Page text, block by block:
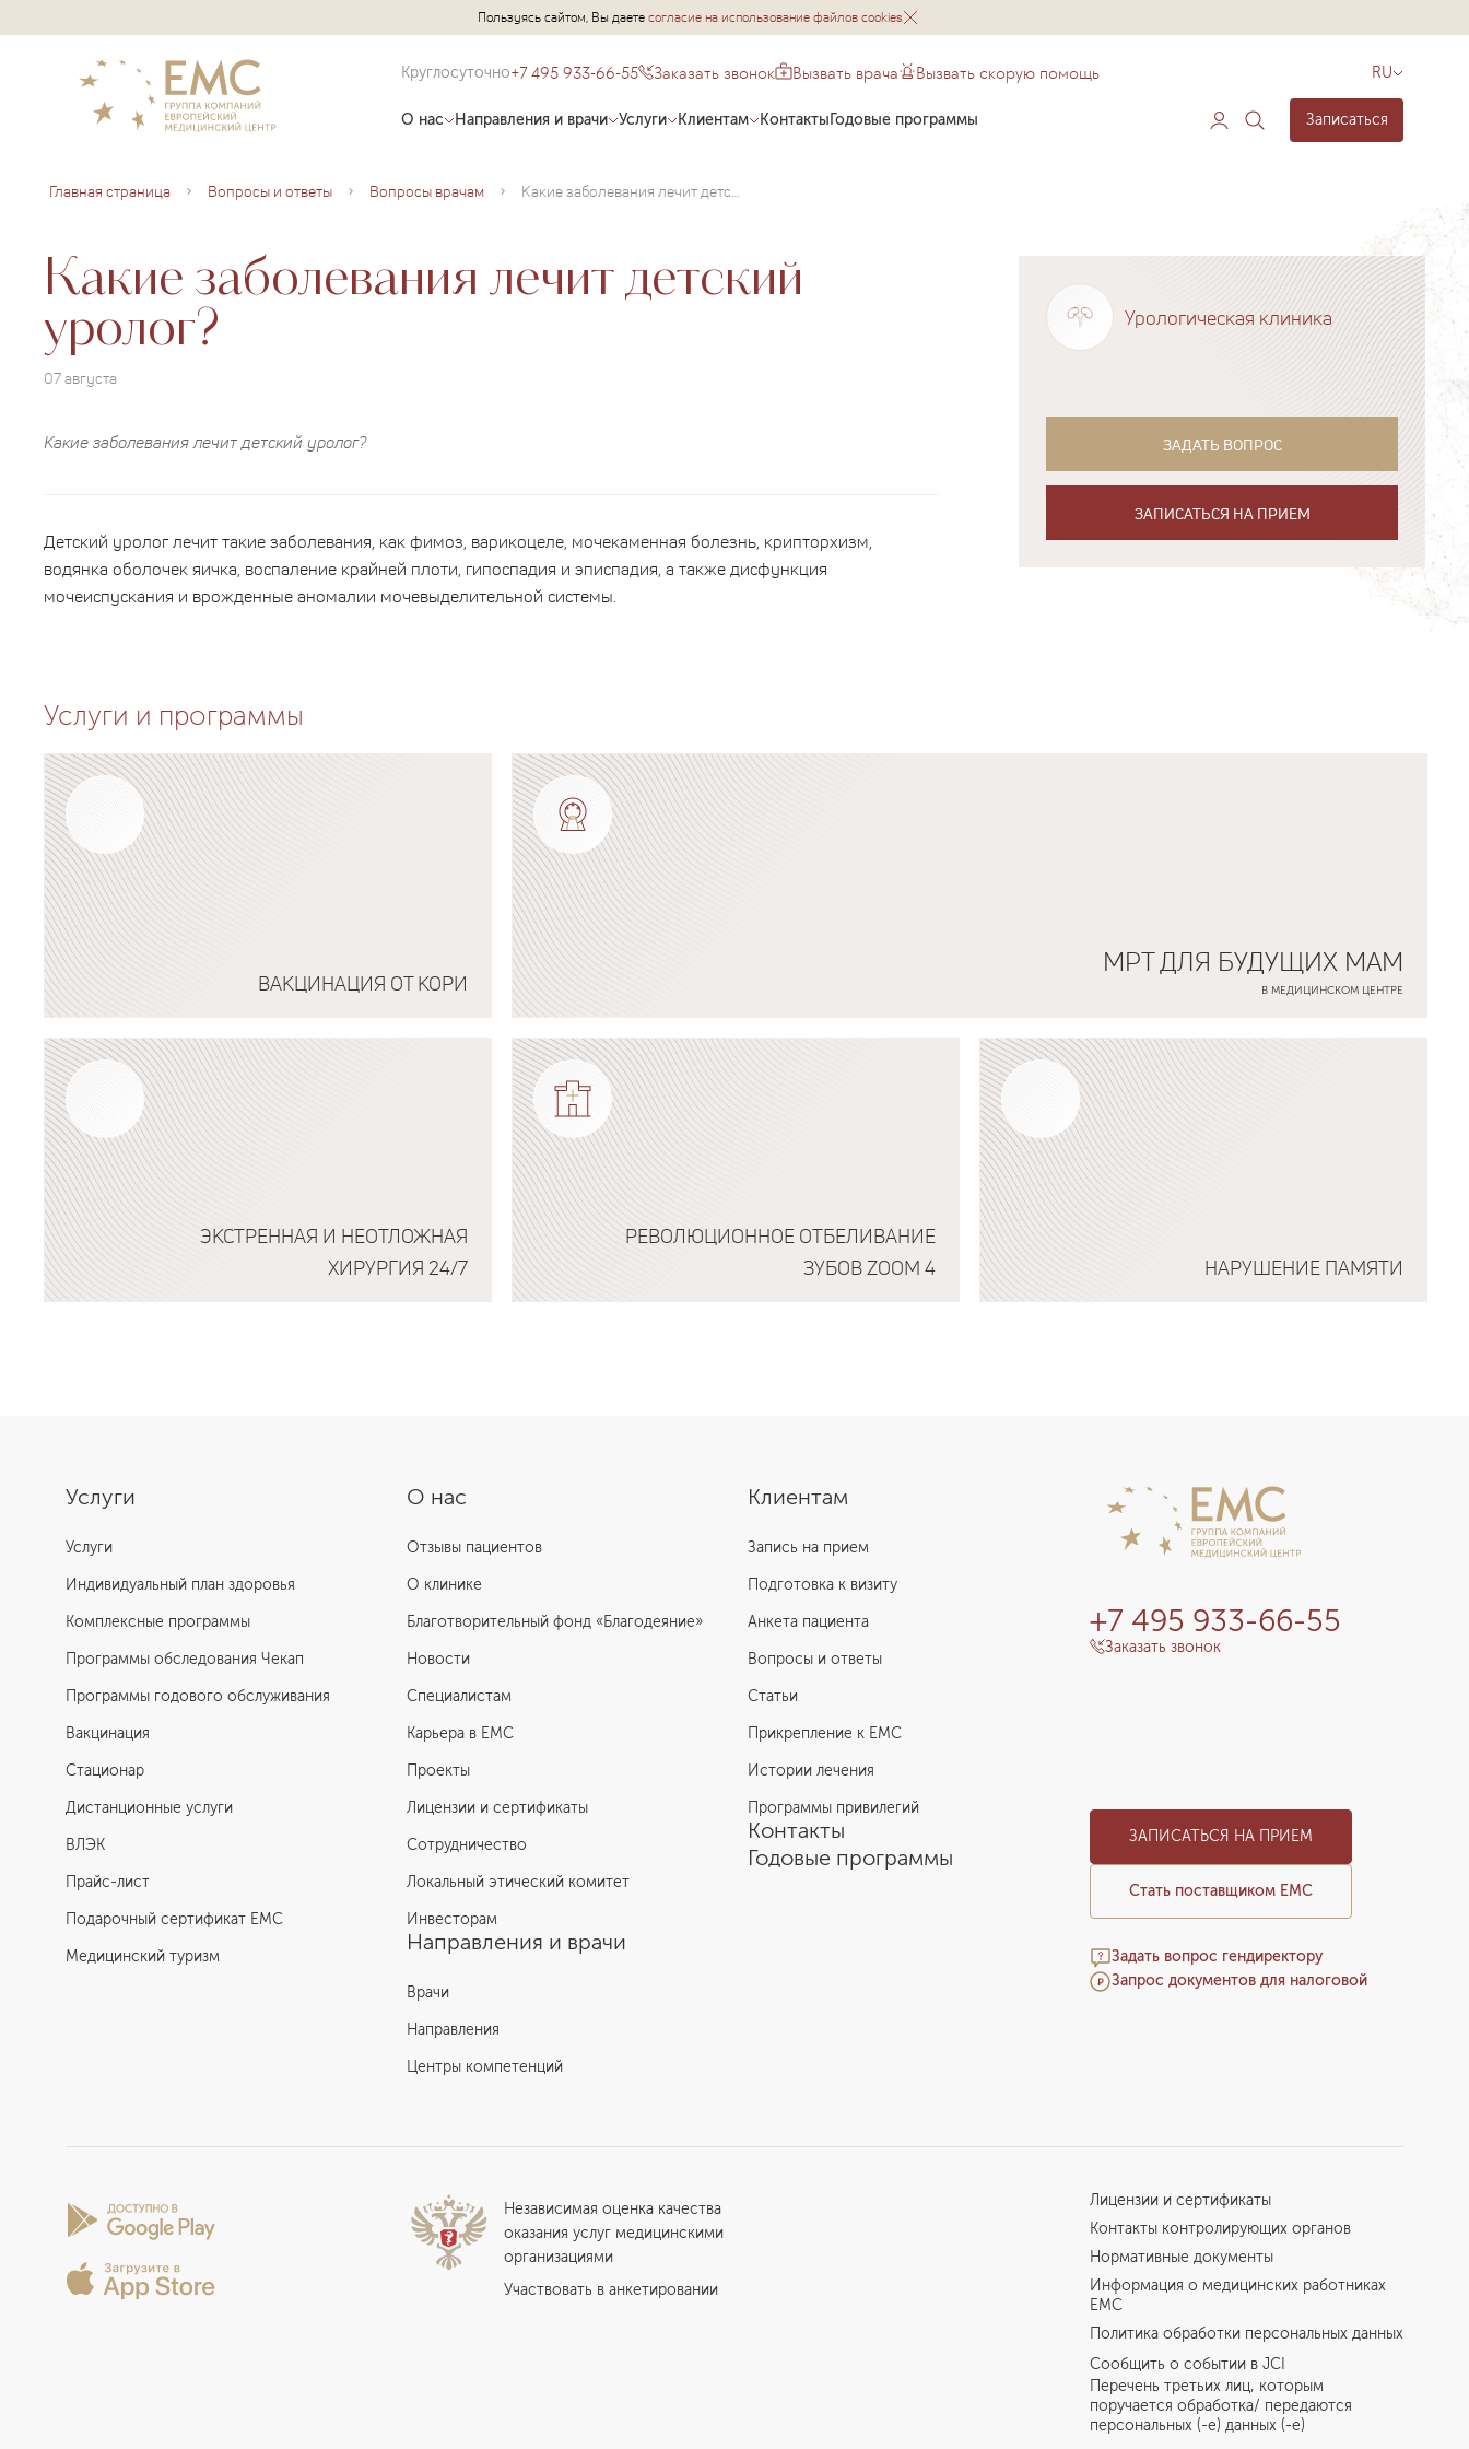
Пользуясь сайтом, Вы даетесогласие на использование файлов cookies
Круглосуточно+7 495 933-66-55 Заказать звонок Вызвать врача Вызвать скорую помощь RU
О нас Направления и врачи Услуги Клиентам КонтактыГодовые программы Записаться
Главная страница Вопросы и ответы Вопросы врачам Какие заболевания лечит детский уролог?
Какие заболевания лечит детский
уролог?
07 августа
Какие заболевания лечит детский уролог?
Детский уролог лечит такие заболевания, как фимоз, варикоцеле, мочекаменная болезнь, крипторхизм,
водянка оболочек яичка, воспаление крайней плоти, гипоспадия и эписпадия, а также дисфункция
мочеиспускания и врожденные аномалии мочевыделительной системы.
Урологическая клиника
ЗАДАТЬ ВОПРОС
ЗАПИСАТЬСЯ НА ПРИЕМ
Услуги и программы
ВАКЦИНАЦИЯ ОТ КОРИ
Подробнее о программе
МРТ ДЛЯ БУДУЩИХ МАМ
В МЕДИЦИНСКОМ ЦЕНТРЕ
Подробнее о программе
ЭКСТРЕННАЯ И НЕОТЛОЖНАЯ
ХИРУРГИЯ 24/7
РЕВОЛЮЦИОННОЕ ОТБЕЛИВАНИЕ
ЗУБОВ ZOOM 4
НАРУШЕНИЕ ПАМЯТИ
О нас
Отзывы пациентов
О клинике
Благотворительный фонд «Благодеяние»
Новости
Специалистам
Карьера в ЕМС
Проекты
Лицензии и сертификаты
Сотрудничество
Локальный этический комитет
Инвесторам
Направления и врачи
Врачи
Направления
Центры компетенций
Услуги
Услуги
Индивидуальный план здоровья
Комплексные программы
Программы обследования Чекап
Программы годового обслуживания
Вакцинация
Стационар
Дистанционные услуги
ВЛЭК
Прайс-лист
Подарочный сертификат EMC
Медицинский туризм
Клиентам
Запись на прием
Подготовка к визиту
Анкета пациента
Вопросы и ответы
Статьи
Прикрепление к EMC
Истории лечения
Программы привилегий
Контакты
Годовые программы
+7 495 933-66-55
Заказать звонок
ЗАПИСАТЬСЯ НА ПРИЕМ
Стать поставщиком ЕМС
Задать вопрос гендиректору
Запрос документов для налоговой
Независимая оценка качества
оказания услуг медицинскими
организациями
Участвовать в анкетировании
Лицензии и сертификаты
Контакты контролирующих органов
Нормативные документы
Информация о медицинских работниках
EMC
Политика обработки персональных данных
Сообщить о событии в JCI
Перечень третьих лиц, которым
поручается обработка/ передаются
персональных (-е) данных (-е)